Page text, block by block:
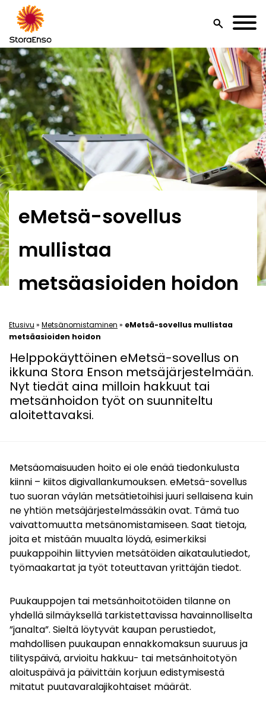
search
eMetsä-sovellus
mullistaa
metsäasioiden hoidon
Etusivu » Metsänomistaminen » eMetsä-sovellus mullistaa
metsäasioiden hoidon
Helppokäyttöinen eMetsä-sovellus on
ikkuna Stora Enson metsäjärjestelmään.
Nyt tiedät aina milloin hakkuut tai
metsänhoidon työt on suunniteltu
aloitettavaksi.
Metsäomaisuuden hoito ei ole enää tiedonkulusta
kiinni – kiitos digivallankumouksen. eMetsä-sovellus
tuo suoran väylän metsätietoihisi juuri sellaisena kuin
ne yhtiön metsäjärjestelmässäkin ovat. Tämä tuo
vaivattomuutta metsänomistamiseen. Saat tietoja,
joita et mistään muualta löydä, esimerkiksi
puukappoihin liittyvien metsätöiden aikataulutiedot,
työmaakartat ja työt toteuttavan yrittäjän tiedot.
Puukauppojen tai metsänhoitotöiden tilanne on
yhdellä silmäyksellä tarkistettavissa havainnolliselta
”janalta”. Sieltä löytyvät kaupan perustiedot,
mahdollisen puukaupan ennakkomaksun suuruus ja
tilityspäivä, arvioitu hakkuu- tai metsänhoitotyön
aloituspäivä ja päivittäin korjuun edistymisestä
mitatut puutavaralajikohtaiset määrät.